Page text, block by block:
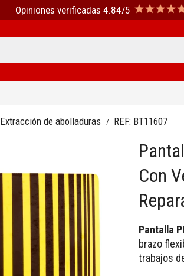
Opiniones verificadas 4.84/5
Extracción de abolladuras REF: BT11607
Con
Pantalla
brazo
trabajos